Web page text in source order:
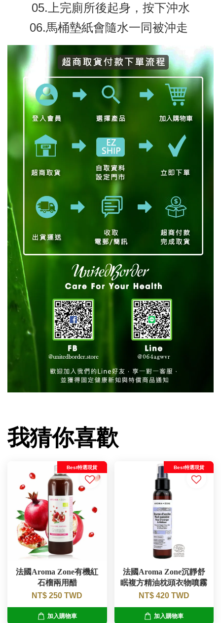
05.上完廁所後起身，按下沖水
06.馬桶墊紙會隨水一同被沖走
我猜你喜歡
Best特選現貨
法國Aroma Zone有機紅
石榴兩用醋
NT$ 250 TWD
加入購物車
Best特選現貨
法國Aroma Zone沉靜舒
眠複方精油枕頭衣物噴霧
NT$ 420 TWD
加入購物車